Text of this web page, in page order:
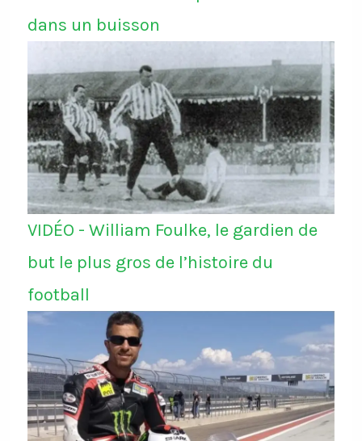
dans un buisson
VIDÉO - William Foulke, le gardien de
but le plus gros de l’histoire du
football